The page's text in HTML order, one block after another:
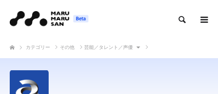
カテゴリー その他 芸能／タレント／声優